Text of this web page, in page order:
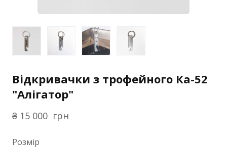
Відкривачки з трофейного Ка-52
"Алігатор"
₴ 15 000  грн
Розмір